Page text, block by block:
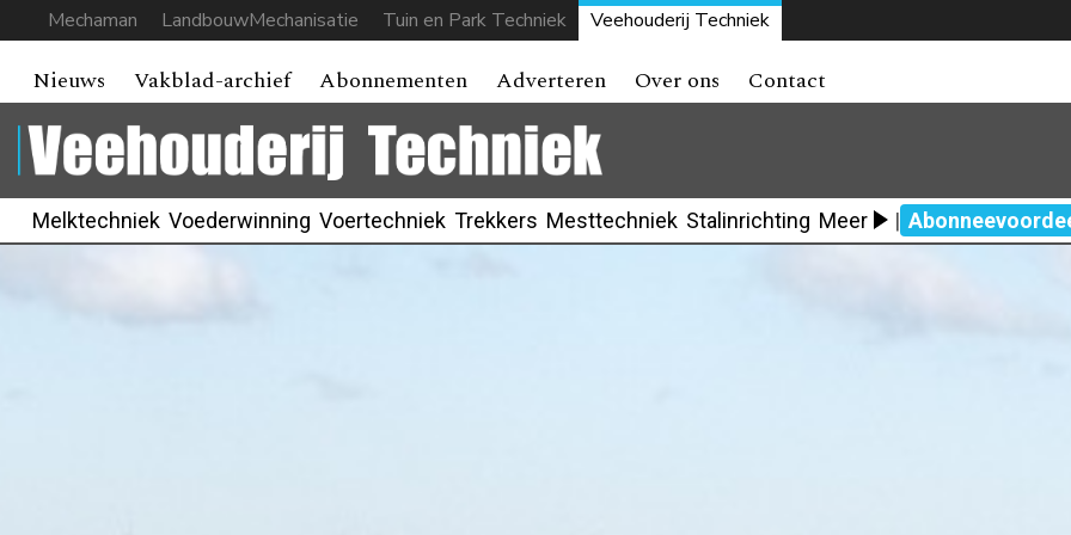
Mechaman LandbouwMechanisatie Tuin en Park Techniek Veehouderij Techniek
Nieuws Vakblad-archief Abonnementen Adverteren Over ons Contact
Melktechniek Voederwinning Voertechniek Trekkers Mesttechniek Stalinrichting Meer |